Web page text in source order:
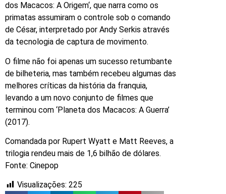
dos Macacos: A Origem‘, que narra como os
primatas assumiram o controle sob o comando
de César, interpretado por Andy Serkis através
da tecnologia de captura de movimento.
O filme não foi apenas um sucesso retumbante
de bilheteria, mas também recebeu algumas das
melhores críticas da história da franquia,
levando a um novo conjunto de filmes que
terminou com ‘Planeta dos Macacos: A Guerra’
(2017).
Comandada por Rupert Wyatt e Matt Reeves, a
trilogia rendeu mais de 1,6 bilhão de dólares.
Fonte: Cinepop
Visualizações: 225